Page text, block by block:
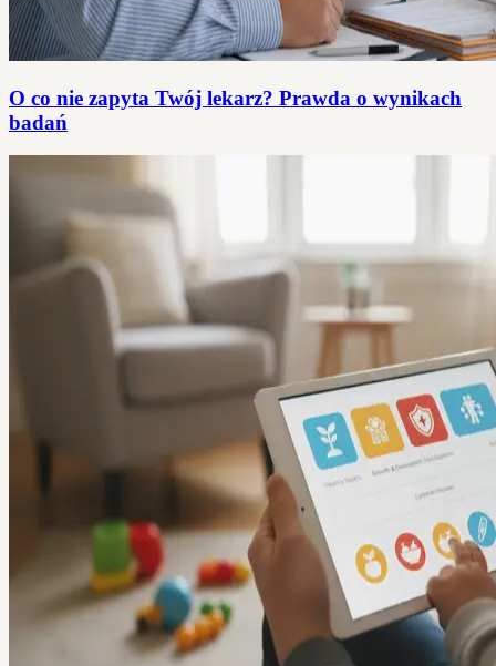
O co nie zapyta Twój lekarz? Prawda o wynikach
badań